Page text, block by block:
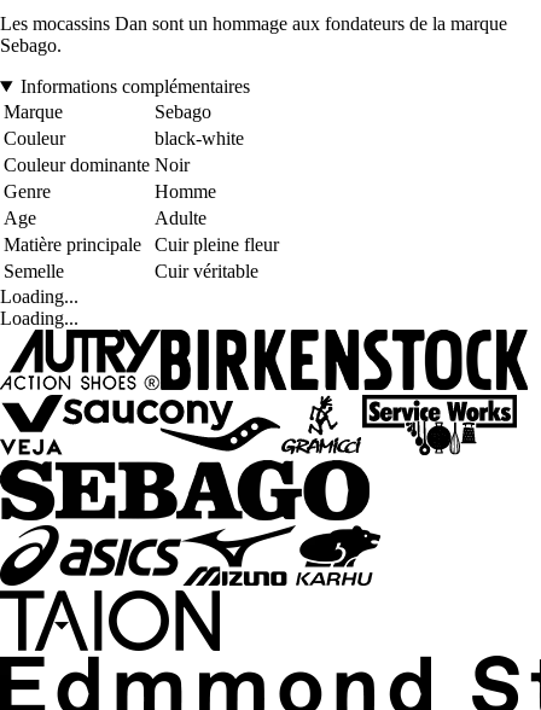
Les mocassins Dan sont un hommage aux fondateurs de la marque
Sebago.
Informations complémentaires
Marque
Sebago
Couleur
black-white
Couleur dominante Noir
Genre
Homme
Age
Adulte
Matière principale
Cuir pleine fleur
Semelle
Cuir véritable
Loading...
Loading...